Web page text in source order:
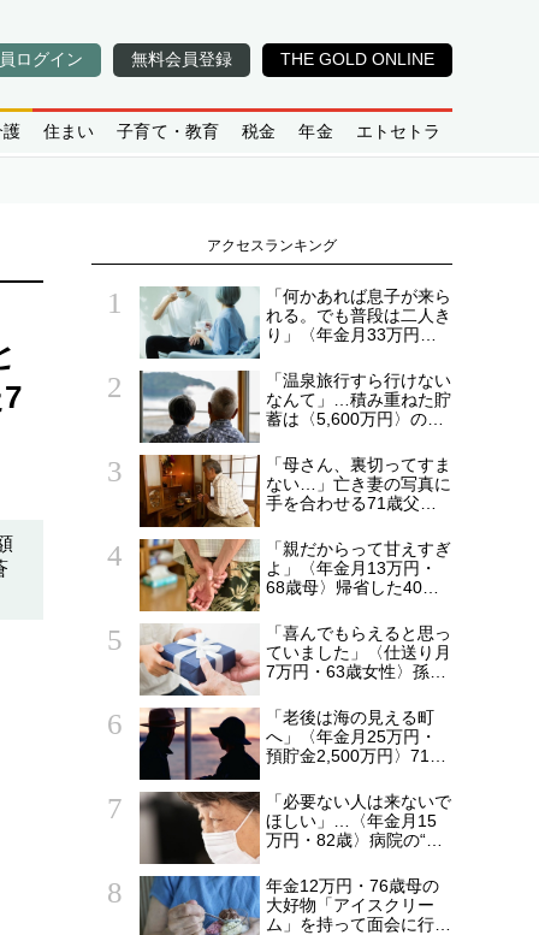
ログイン 無料会員登録 THE GOLD ONLINE
護 住まい 子育て・教育 税金 年金 エトセトラ
アクセスランキング
「何かあれば息子が来ら
れる。でも普段は二人き
り」〈年金月33万円・
婦、戸建てを手放して選
んだ“ちょうどいい距離”
「温泉旅行すら行けない
なんて」…積み重ねた貯
蓄は〈5,600万円〉の68
を貯めたはずが「馬鹿だ
った」肩を落とす理由
「母さん、裏切ってすま
ない…」亡き妻の写真に
手を合わせる71歳父の
〈資産1,700万円〉真面
目な父が、孤独の中で失
った「40万円と自尊
心」
「親だからって甘えすぎ
よ」〈年金月13万円・
68歳母〉帰省した40歳
には泊めない」
「喜んでもらえると思っ
ていました」〈仕送り月
7万円・63歳女性〉孫へ
で崩れた親子関係
「老後は海の見える町
へ」〈年金月25万円・
預貯金2,500万円〉71歳
驚いた“新しい日常”
「必要ない人は来ないで
ほしい」…〈年金月15
万円・82歳〉病院の“常
られた20代会社員の本
音。それでも通い続ける
理由
年金12万円・76歳母の
大好物「アイスクリー
ム」を持って面会に行っ